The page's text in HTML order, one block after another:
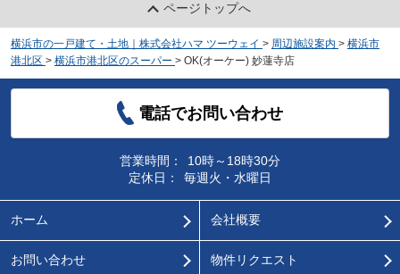
ページトップへ
横浜市の一戸建て・土地｜株式会社ハマ ツーウェイ > 周辺施設案内 > 横浜市
港北区 > 横浜市港北区のスーパー > OK(オーケー) 妙蓮寺店
電話でお問い合わせ
営業時間：
10時～18時30分
定休日：
毎週火・水曜日
ホーム 会社概要
お問い合わせ 物件リクエスト